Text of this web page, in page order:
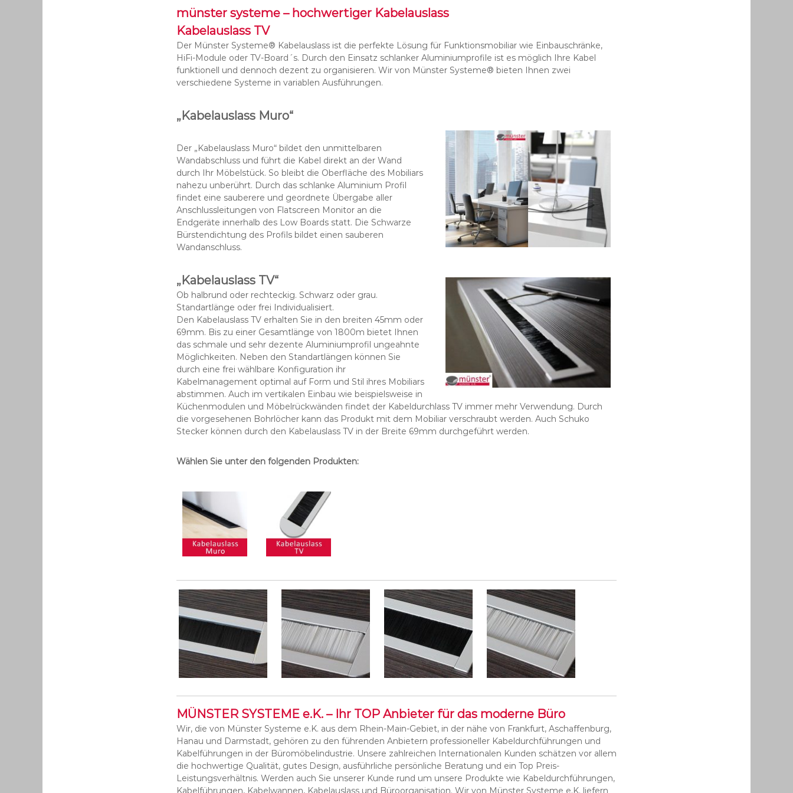
münster systeme – hochwertiger Kabelauslass
Kabelauslass TV
Der Münster Systeme® Kabelauslass ist die perfekte Lösung für Funktionsmobiliar wie Einbauschränke,
HiFi-Module oder TV-Board´s. Durch den Einsatz schlanker Aluminiumprofile ist es möglich Ihre Kabel
funktionell und dennoch dezent zu organisieren. Wir von Münster Systeme® bieten Ihnen zwei
verschiedene Systeme in variablen Ausführungen.
„Kabelauslass Muro“
Der „Kabelauslass Muro“ bildet den unmittelbaren
Wandabschluss und führt die Kabel direkt an der Wand
durch Ihr Möbelstück. So bleibt die Oberfläche des Mobiliars
nahezu unberührt. Durch das schlanke Aluminium Profil
findet eine sauberere und geordnete Übergabe aller
Anschlussleitungen von Flatscreen Monitor an die
Endgeräte innerhalb des Low Boards statt. Die Schwarze
Bürstendichtung des Profils bildet einen sauberen
Wandanschluss.
„Kabelauslass TV“
Ob halbrund oder rechteckig. Schwarz oder grau.
Standartlänge oder frei Individualisiert.
Den Kabelauslass TV erhalten Sie in den breiten 45mm oder
69mm. Bis zu einer Gesamtlänge von 1800m bietet Ihnen
das schmale und sehr dezente Aluminiumprofil ungeahnte
Möglichkeiten. Neben den Standartlängen können Sie
durch eine frei wählbare Konfiguration ihr
Kabelmanagement optimal auf Form und Stil ihres Mobiliars
abstimmen. Auch im vertikalen Einbau wie beispielsweise in
Küchenmodulen und Möbelrückwänden findet der Kabeldurchlass TV immer mehr Verwendung. Durch
die vorgesehenen Bohrlöcher kann das Produkt mit dem Mobiliar verschraubt werden. Auch Schuko
Stecker können durch den Kabelauslass TV in der Breite 69mm durchgeführt werden.
Wählen Sie unter den folgenden Produkten:
MÜNSTER SYSTEME e.K. – Ihr TOP Anbieter für das moderne Büro
Wir, die von Münster Systeme e.K. aus dem Rhein-Main-Gebiet, in der nähe von Frankfurt, Aschaffenburg,
Hanau und Darmstadt, gehören zu den führenden Anbietern professioneller Kabeldurchführungen und
Kabelführungen in der Büromöbelindustrie. Unsere zahlreichen Internationalen Kunden schätzen vor allem
die hochwertige Qualität, gutes Design, ausführliche persönliche Beratung und ein Top Preis-
Leistungsverhältnis. Werden auch Sie unserer Kunde rund um unsere Produkte wie Kabeldurchführungen,
Kabelführungen, Kabelwannen, Kabelauslass und Büroorganisation. Wir von Münster Systeme e.K. liefern